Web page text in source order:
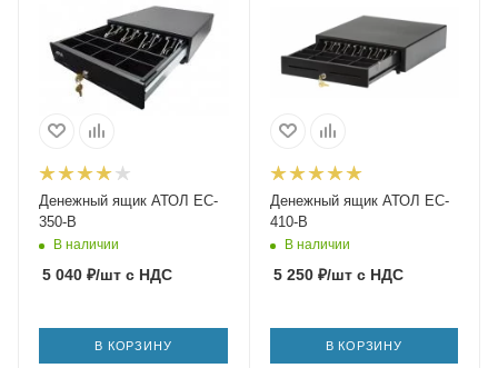
Денежный ящик АТОЛ EC-
350-B
В наличии
5 040 ₽/шт с НДС
В КОРЗИНУ
Денежный ящик АТОЛ EC-
410-B
В наличии
5 250₽/штс НДС
В КОРЗИНУ